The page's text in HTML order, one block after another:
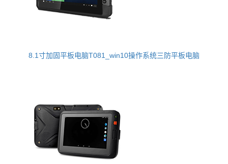
8.1寸加固平板电脑T081_win10操作系统三防平板电脑